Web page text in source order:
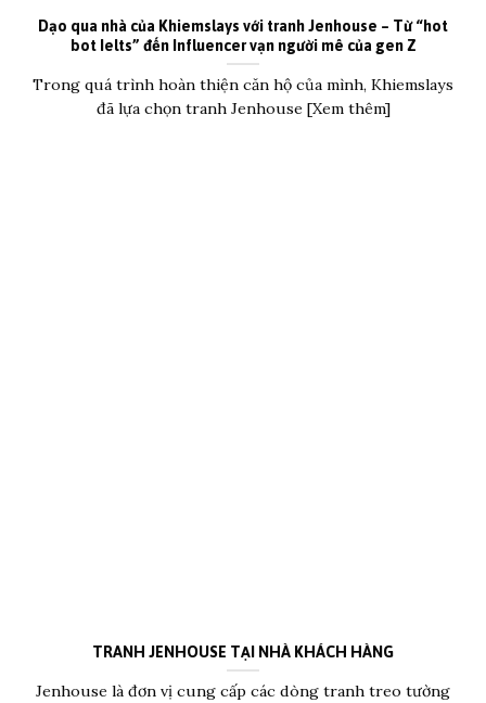
Dạo qua nhà của Khiemslays với tranh Jenhouse – Từ “hot
bot Ielts” đến Influencer vạn người mê của gen Z
Trong quá trình hoàn thiện căn hộ của mình, Khiemslays
đã lựa chọn tranh Jenhouse [Xem thêm]
TRANH JENHOUSE TẠI NHÀ KHÁCH HÀNG
Jenhouse là đơn vị cung cấp các dòng tranh treo tường